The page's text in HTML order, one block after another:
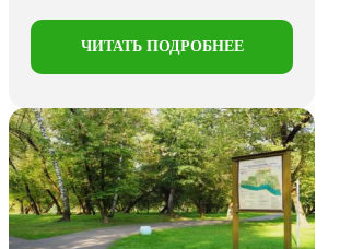
ЧИТАТЬ ПОДРОБНЕЕ